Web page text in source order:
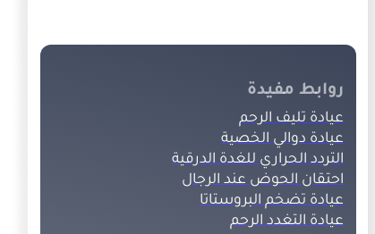
روابط مفيدة
عيادة تليف الرحم
عيادة دوالي الخصية
التردد الحراري للغدة الدرقية
احتقان الحوض عند الرجال
عيادة تضخم البروستاتا
عيادة التغدد الرحم